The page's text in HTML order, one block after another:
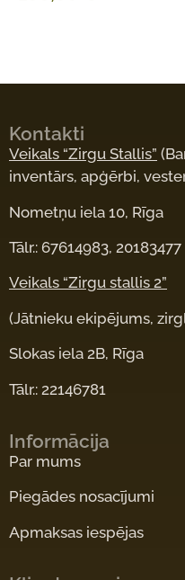
Kontakti
Veikals “Zirgu Stallis”
inventārs, apģērbi,
Nometņu iela 10, Rīga
Tālr.: 67614983, 20183477
Veikals “Zirgu stallis 2”
(Jātnieku ekipējums,
Slokas iela 2B, Rīga
Tālr.: 22146781
Informācija
Par mums
Piegādes nosacījumi
Apmaksas iespējas